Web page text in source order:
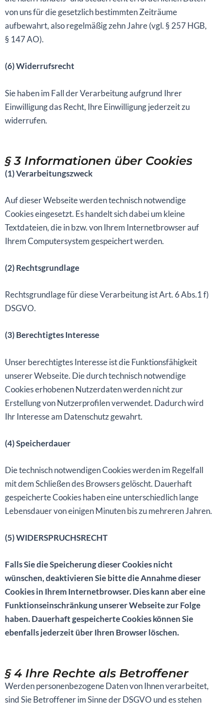
von uns für die gesetzlich bestimmten Zeiträume
aufbewahrt, also regelmäßig zehn Jahre (vgl. § 257 HGB,
§ 147 AO).
(6) Widerrufsrecht
Sie haben im Fall der Verarbeitung aufgrund Ihrer
Einwilligung das Recht, Ihre Einwilligung jederzeit zu
widerrufen.
§ 3 Informationen über Cookies
(1) Verarbeitungszweck
Auf dieser Webseite werden technisch notwendige
Cookies eingesetzt. Es handelt sich dabei um kleine
Textdateien, die in bzw. von Ihrem Internetbrowser auf
Ihrem Computersystem gespeichert werden.
(2) Rechtsgrundlage
Rechtsgrundlage für diese Verarbeitung ist Art. 6 Abs.1 f)
DSGVO.
(3) Berechtigtes Interesse
Unser berechtigtes Interesse ist die Funktionsfähigkeit
unserer Webseite. Die durch technisch notwendige
Cookies erhobenen Nutzerdaten werden nicht zur
Erstellung von Nutzerprofilen verwendet. Dadurch wird
Ihr Interesse am Datenschutz gewahrt.
(4) Speicherdauer
Die technisch notwendigen Cookies werden im Regelfall
mit dem Schließen des Browsers gelöscht. Dauerhaft
gespeicherte Cookies haben eine unterschiedlich lange
Lebensdauer von einigen Minuten bis zu mehreren Jahren.
(5) WIDERSPRUCHSRECHT
Falls Sie die Speicherung dieser Cookies nicht
wünschen, deaktivieren Sie bitte die Annahme dieser
Cookies in Ihrem Internetbrowser. Dies kann aber eine
Funktionseinschränkung unserer Webseite zur Folge
haben. Dauerhaft gespeicherte Cookies können Sie
ebenfalls jederzeit über Ihren Browser löschen.
§ 4 Ihre Rechte als Betroffener
Werden personenbezogene Daten von Ihnen verarbeitet,
sind Sie Betroffener im Sinne der DSGVO und es stehen